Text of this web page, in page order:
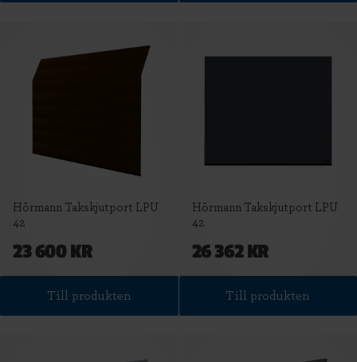
Hörmann Takskjutport LPU
42
23 600 KR
Till produkten
Hörmann Takskjutport LPU
42
26 362 KR
Till produkten